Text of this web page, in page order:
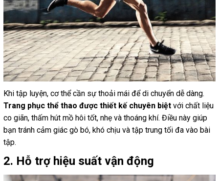
Khi tập luyện, cơ thể cần sự thoải mái để di chuyển dễ dàng.
Trang phục thể thao được thiết kế chuyên biệt với chất liệu
co giãn, thấm hút mồ hôi tốt, nhẹ và thoáng khí. Điều này giúp
bạn tránh cảm giác gò bó, khó chịu và tập trung tối đa vào bài
tập.
2. Hỗ trợ hiệu suất vận động